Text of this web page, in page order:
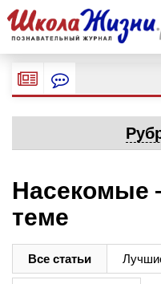
Насекомые
теме
Все статьи